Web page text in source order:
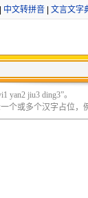
中文转拼音| 文言文字
yan2 jiu3 ding3”。
或多个汉字占位，例